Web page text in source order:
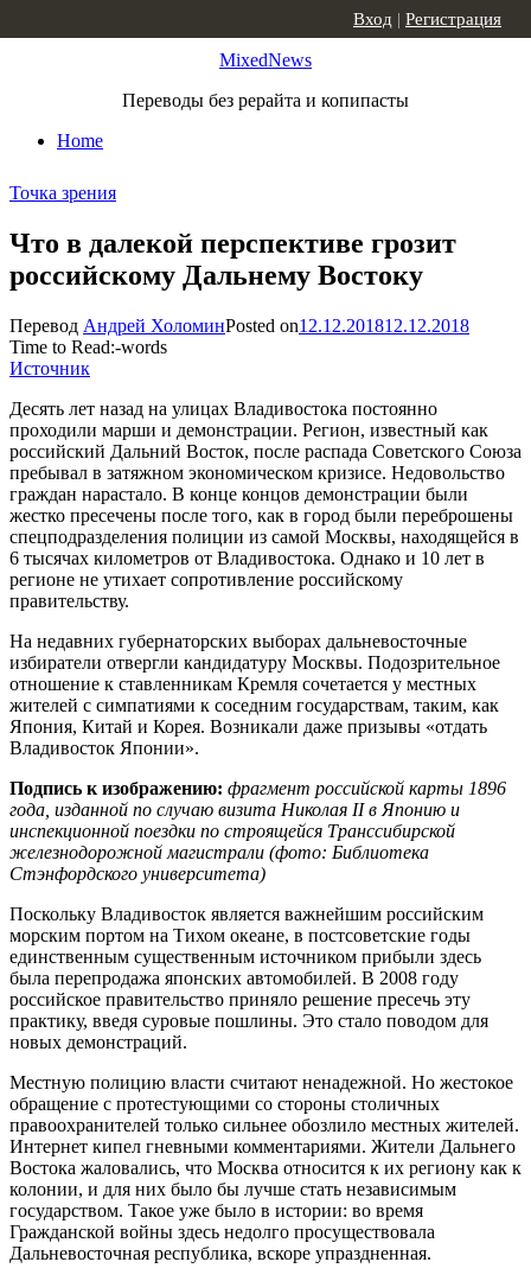
MixedNews
Переводы без рерайта и копипасты
Home
Вход | Регистрация
Точка зрения
Что в далекой перспективе грозит
российскому Дальнему Востоку
Перевод Андрей ХоломинPosted on12.12.201812.12.2018
Time to Read:-words
Источник
Десять лет назад на улицах Владивостока постоянно
проходили марши и демонстрации. Регион, известный как
российский Дальний Восток, после распада Советского Союза
пребывал в затяжном экономическом кризисе. Недовольство
граждан нарастало. В конце концов демонстрации были
жестко пресечены после того, как в город были переброшены
спецподразделения полиции из самой Москвы, находящейся в
6 тысячах километров от Владивостока. Однако и 10 лет в
регионе не утихает сопротивление российскому
правительству.
На недавних губернаторских выборах дальневосточные
избиратели отвергли кандидатуру Москвы. Подозрительное
отношение к ставленникам Кремля сочетается у местных
жителей с симпатиями к соседним государствам, таким, как
Япония, Китай и Корея. Возникали даже призывы «отдать
Владивосток Японии».
Подпись к изображению: фрагмент российской карты 1896
года, изданной по случаю визита Николая IIв Японию и
инспекционной поездки по строящейся Транссибирской
железнодорожной магистрали (фото: Библиотека
Стэнфордского университета)
Поскольку Владивосток является важнейшим российским
морским портом на Тихом океане, в постсоветские годы
единственным существенным источником прибыли здесь
была перепродажа японских автомобилей. В 2008 году
российское правительство приняло решение пресечь эту
практику, введя суровые пошлины. Это стало поводом для
новых демонстраций.
Местную полицию власти считают ненадежной. Но жестокое
обращение с протестующими со стороны столичных
правоохранителей только сильнее обозлило местных жителей.
Интернет кипел гневными комментариями. Жители Дальнего
Востока жаловались, что Москва относится к их региону как к
колонии, и для них было бы лучше стать независимым
государством. Такое уже было в истории: во время
Гражданской войны здесь недолго просуществовала
Дальневосточная республика, вскоре упраздненная.